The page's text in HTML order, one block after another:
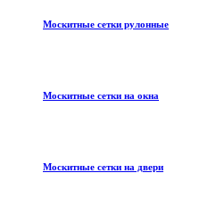
Москитные сетки рулонные
Москитные сетки на окна
Москитные сетки на двери